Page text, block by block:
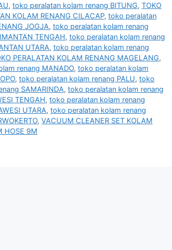
, toko peralatan kolam renang BITUNG, TOKO
KOLAM RENANG CILACAP, toko peralatan
JOGJA, toko peralatan kolam renang
TENGAH, toko peralatan kolam renang
UTARA, toko peralatan kolam renang
PERALATAN KOLAM RENANG MAGELANG,
renang MANADO, toko peralatan kolam
, toko peralatan kolam renang PALU, toko
SAMARINDA, toko peralatan kolam renang
TENGAH, toko peralatan kolam renang
UTARA, toko peralatan kolam renang
, VACUUM CLEANER SET KOLAM
HOSE 9M